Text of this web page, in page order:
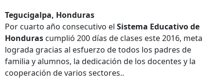
Tegucigalpa, Honduras
Por cuarto año consecutivo el Sistema Educativo de
Honduras cumplió 200 días de clases este 2016, meta
lograda gracias al esfuerzo de todos los padres de
familia y alumnos, la dedicación de los docentes y la
cooperación de varios sectores..